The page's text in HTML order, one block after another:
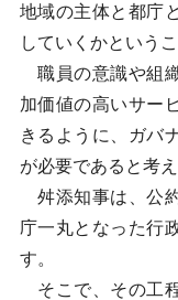
地域の主体と都庁
していくかという
職員の意識や組
加価値の高いサー
きるように、ガバ
が必要であると考え
舛添知事は、公
庁一丸となった行
す。
そこで、その工